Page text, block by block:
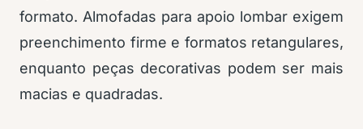
formato. Almofadas para apoio lombar exigem
preenchimento firme e formatos retangulares,
enquanto peças decorativas podem ser mais
macias e quadradas.